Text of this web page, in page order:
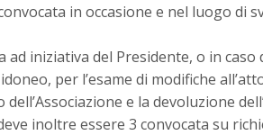
in occasione e nel luogo di
ad iniziativa del Presidente, o in
per l’esame di modifiche
e la devoluzione
inoltre essere 3 convocata su